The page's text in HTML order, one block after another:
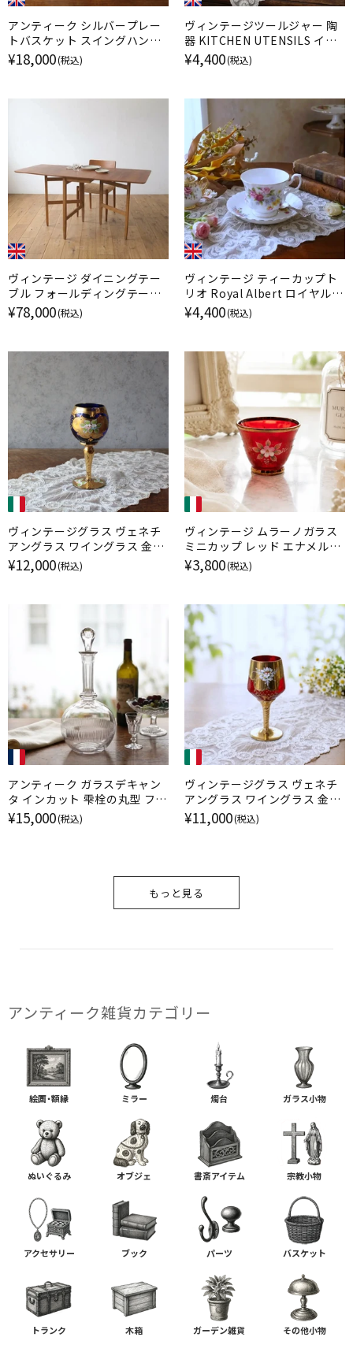
アンティーク シルバープレー
トバスケット スイングハンド
ル EPNS 銀メッキ イギリス
¥18,000(税込)
ヴィンテージツールジャー 陶
器 KITCHEN UTENSILS イギ
リス
¥4,400(税込)
ヴィンテージ ダイニングテー
ブル フォールディングテーブ
ル ミッドセンチュリー イギリ
¥78,000(税込)
ヴィンテージ ティーカップト
リオ Royal Albert ロイヤルア
ルバート Nosegay イギリス
¥4,400(税込)
ヴィンテージグラス ヴェネチ
アングラス ワイングラス 金彩
エナメル彩 ムラーノガラス ブ
ルー イタリア
¥12,000(税込)
ヴィンテージ ムラーノガラス
ミニカップ レッド エナメル金
彩 イタリア
¥3,800(税込)
アンティーク ガラスデキャン
タ インカット 雫栓の丸型 フラ
ンス
¥15,000(税込)
ヴィンテージグラス ヴェネチ
アングラス ワイングラス 金彩
エナメル彩 ムラーノガラス ル
ビー イタリア
¥11,000(税込)
もっと見る
アンティーク雑貨カテゴリー
絵画・額縁 ミラー 燭台 ガラス小物
ぬいぐるみ オブジェ 書斎アイテム 宗教小物
アクセサリー ブック パーツ バスケット
トランク 木箱 ガーデン雑貨 その他小物